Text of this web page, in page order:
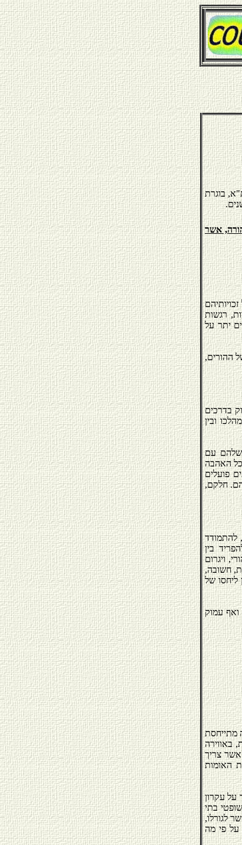
בוגרת
אשר
רגשות
יתר על
ההורים,
בדרכים
ובין
שלהם עם
כל האהבה
פועלים
חלקם,
להתמודד
בין
ויגרום
חשובה,
ליחסו של
ואף עמוק
ישראל. האמנה מתייחסת
באווירה
צריך
האומות
על עקרון
בתי
לגורלו,
על פי מה